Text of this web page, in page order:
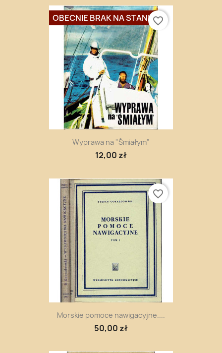
Wyprawa na "Śmiałym"
12,00 zł
OBECNIE BRAK NA STANIEfavorite_border
Morskie pomoce nawigacyjne....
50,00 zł
favorite_border